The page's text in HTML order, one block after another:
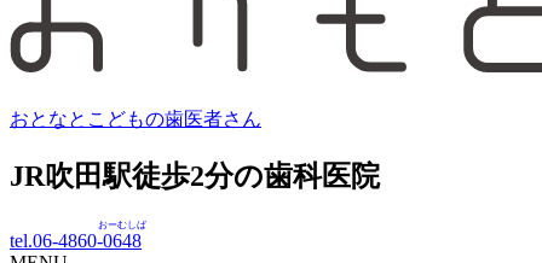
おとなとこどもの歯医者さん
JR吹田駅徒歩2分の歯科医院
tel.06-4860-0648
おーむしば